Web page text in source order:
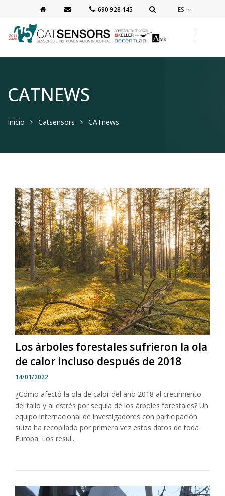
‭690 928 145‬ ES
CATNEWS
Inicio Catsensors CATnews
Los árboles forestales sufrieron la ola
de calor incluso después de 2018
14/01/2022
¿Cómo afectó la ola de calor del año 2018 al crecimiento
del tallo y al estrés por sequía de los árboles forestales? Un
equipo internacional de investigadores con participación
suiza ha recopilado por primera vez estos datos de toda
Europa. Los resul...